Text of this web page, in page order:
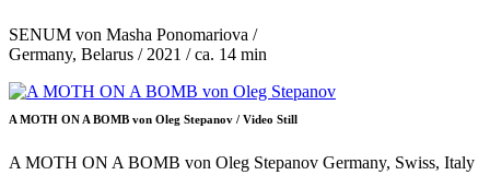
SENUM von Masha Ponomariova /
Germany, Belarus / 2021 / ca. 14 min
A MOTH ON A BOMB von Oleg Stepanov / Video Still
A MOTH ON A BOMB von Oleg Stepanov Germany, Swiss, Italy